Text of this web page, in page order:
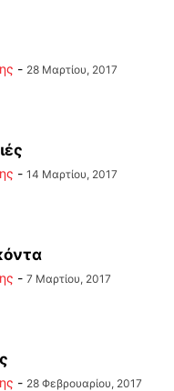
- 28 Μαρτίου, 2017
- 14 Μαρτίου, 2017
- 7 Μαρτίου, 2017
- 28 Φεβρουαρίου, 2017